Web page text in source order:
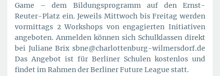
Game – dem Bildungsprogramm auf den Ernst-
Reuter-Platz ein. Jeweils Mittwoch bis Freitag werden
vormittags 2 Workshops von engagierten Initiativen
angeboten. Anmelden können sich Schulklassen direkt
bei Juliane Brix sbne@charlottenburg-wilmersdorf.de
Das Angebot ist für Berliner Schulen kostenlos und
findet im Rahmen der Berliner Future League statt.